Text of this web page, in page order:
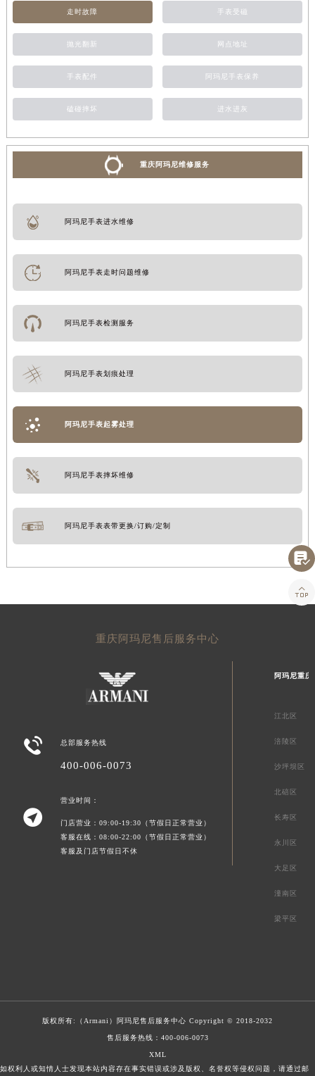
走时故障 手表受磁
抛光翻新 网点地址
手表配件 阿玛尼手表保养
磕碰摔坏 进水进灰
重庆阿玛尼维修服务
阿玛尼手表进水维修
阿玛尼手表走时问题维修
阿玛尼手表检测服务
阿玛尼手表划痕处理
阿玛尼手表起雾处理
阿玛尼手表摔坏维修
阿玛尼手表表带更换/订购/定制
重庆阿玛尼售后服务中心
 总部服务热线
400-006-0073

营业时间：
门店营业：09:00-19:30（节假日正常营业）
客服在线：08:00-22:00（节假日正常营业）
客服及门店节假日不休
阿玛尼重
江北区
涪陵区
沙坪坝区
北碚区
长寿区
永川区
大足区
潼南区
梁平区
版权所有:（Armani） 阿玛尼售后服务中心 Copyright © 2018-2032
售后服务热线： 400-006-0073
XML
如权利人或知情人士发现本站内容存在事实错误或涉及版权、名誉权等侵权问题，请通过邮

